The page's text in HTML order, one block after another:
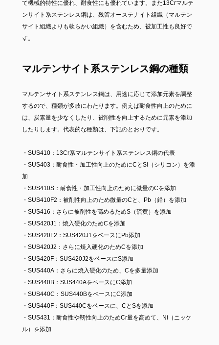
て機械的特性に優れ、耐食性にも優れています。また13Crマルテ
ンサイト系ステンレス鋼は、残留オーステナイト組織（マルテン
サイト組織よりも軟らかい組織）を含むため、被加工性も良好で
す。
マルテンサイト系ステンレス鋼の種類
マルテンサイト系ステンレス鋼は、用途に応じて添加元素を調整
するので、種類が多岐にわたります。例えば耐食性向上のために
は、炭素量を少なくしたり、被削性を向上するために元素を添加
したりします。代表的な種類は、下記のとおりです。
・SUS410：13Cr系マルテンサイト系ステンレス鋼の代表
・SUS403：耐食性・加工性向上のためにCとSi（シリコン）を添
加
・SUS410S：耐食性・加工性向上のために微量のCを添加
・SUS410F2：被削性向上のため微量のCと、Pb（鉛）を添加
・SUS416：さらに被削性を高めるためS（硫黄）を添加
・SUS420J1：焼入硬化のためCを添加
・SUS420F2：SUS420J1をベースにPb添加
・SUS420J2：さらに焼入硬化のためCを添加
・SUS420F：SUS420J2をベースにS添加
・SUS440A：さらに焼入硬化のため、Cを多量添加
・SUS440B：SUS440AをベースにC添加
・SUS440C：SUS440BをベースにC添加
・SUS440F：SUS440Cをベースに、CとSを添加
・SUS431：耐食性や靭性向上のためCr量を高めて、Ni（ニッケ
ル）を添加